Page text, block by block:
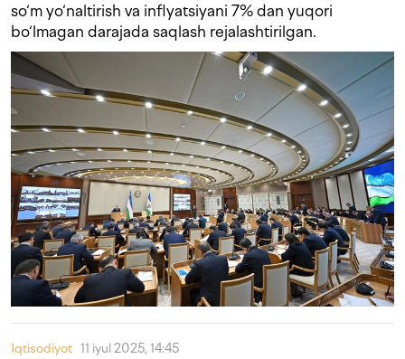
so‘m yo‘naltirish va inflyatsiyani 7% dan yuqori
bo‘lmagan darajada saqlash rejalashtirilgan.
Iqtisodiyot 11 iyul 2025, 14:45